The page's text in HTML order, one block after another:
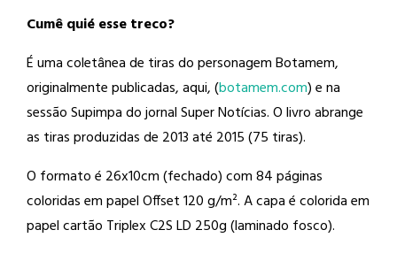
Cumê quié esse treco?
É uma coletânea de tiras do personagem Botamem,
originalmente publicadas, aqui, (botamem.com) e na
sessão Supimpa do jornal Super Notícias. O livro abrange
as tiras produzidas de 2013 até 2015 (75 tiras).
O formato é 26x10cm (fechado) com 84 páginas
coloridas em papel Offset 120 g/m². A capa é colorida em
papel cartão Triplex C2S LD 250g (laminado fosco).